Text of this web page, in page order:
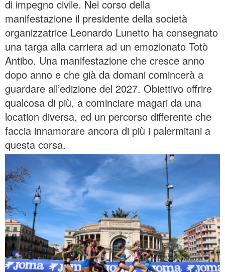
di impegno civile. Nel corso della
manifestazione il presidente della società
organizzatrice Leonardo Lunetto ha consegnato
una targa alla carriera ad un emozionato Totò
Antibo. Una manifestazione che cresce anno
dopo anno e che già da domani comincerà a
guardare all’edizione del 2027. Obiettivo offrire
qualcosa di più, a cominciare magari da una
location diversa, ed un percorso differente che
faccia innamorare ancora di più i palermitani a
questa corsa.